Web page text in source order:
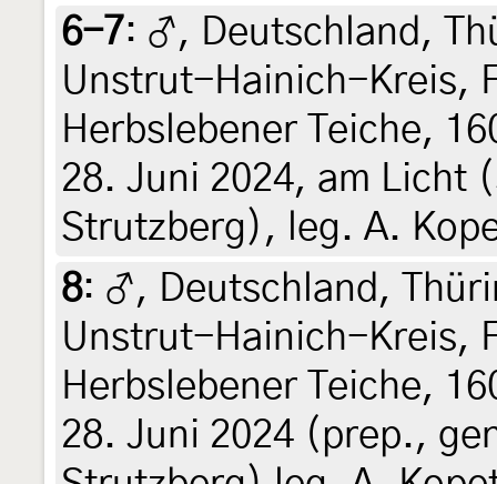
6-7: ♂, Deutschland,
Unstrut-Hainich-Kreis,
Herbslebener Teiche,
28. Juni 2024, am Licht
Strutzberg), leg. A.
8: ♂, Deutschland,
Unstrut-Hainich-Kreis,
Herbslebener Teiche,
28. Juni 2024 (prep.,